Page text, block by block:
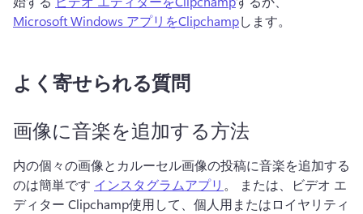
Microsoft Windows アプリ をClipchampします。
よく寄せられる質問
画像に音楽を追加する方法
内の個々の画像とカルーセル画像の投稿に音楽を追加する
のは簡単です インスタグラムアプリ 。
または、ビデオ エ
ディター Clipchamp使用して、個人用またはロイヤリティ